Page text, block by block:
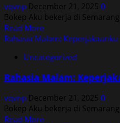
Ambil
oleh
Istri
Bosku
vqvnp December 21, 2025 0
Bokep Aku bekerja di
Read MoreRead
more
Rahasia
Keperjakaanku
Ambil
oleh
Rahasia Malam:
Uncategorized
Rahasia Malam:
vqvnp December 21, 2025 0
Bokep Aku bekerja di
Read MoreRead